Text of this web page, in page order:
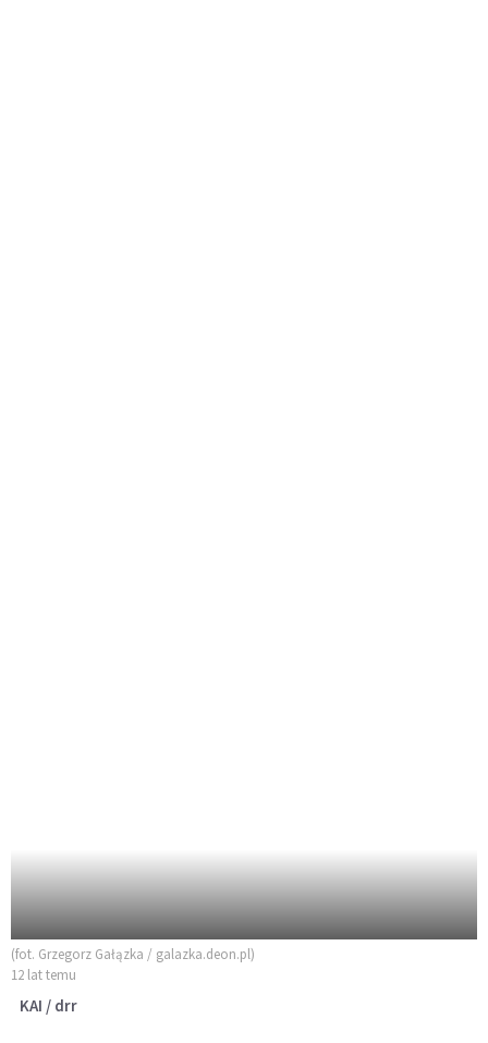
(fot. Grzegorz Gałązka / galazka.deon.pl)
12 lat temu
KAI / drr